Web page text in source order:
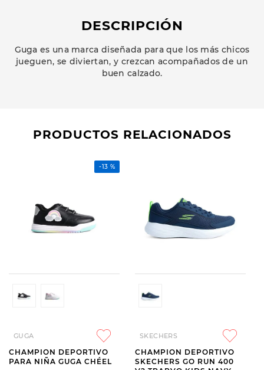
DESCRIPCIÓN
Guga es una marca diseñada para que los más chicos
jueguen, se diviertan, y crezcan acompañados de un
buen calzado.
PRODUCTOS RELACIONADOS
-13 %
GUGA
CHAMPION DEPORTIVO
PARA NIÑA GUGA CHÉEL
SKECHERS
CHAMPION DEPORTIVO
SKECHERS GO RUN 400